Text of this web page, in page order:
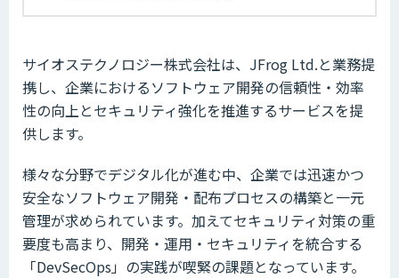
サイオステクノロジー株式会社は、JFrog Ltd.と業務提
携し、企業におけるソフトウェア開発の信頼性・効率
性の向上とセキュリティ強化を推進するサービスを提
供します。
様々な分野でデジタル化が進む中、企業では迅速かつ
安全なソフトウェア開発・配布プロセスの構築と一元
管理が求められています。加えてセキュリティ対策の重
要度も高まり、開発・運用・セキュリティを統合する
「DevSecOps」の実践が喫緊の課題となっています。